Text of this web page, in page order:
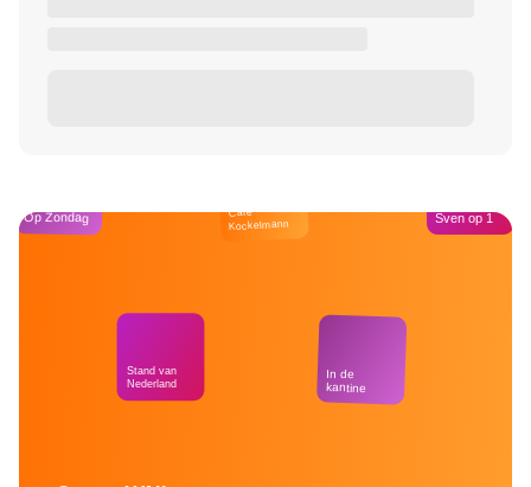
Op Zondag
Stand van
Nederland
Café
Kockelmann
In de
kantine
Sven op 1